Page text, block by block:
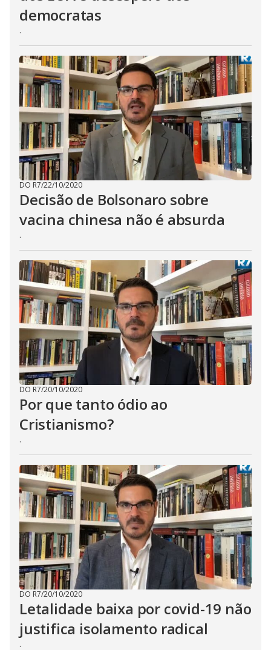
democratas
.
DO R7/22/10/2020
Decisão de Bolsonaro sobre
vacina chinesa não é absurda
.
DO R7/20/10/2020
Por que tanto ódio ao
Cristianismo?
.
DO R7/20/10/2020
Letalidade baixa por covid-19 não
justifica isolamento radical
.